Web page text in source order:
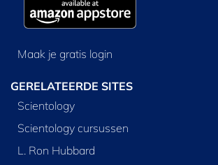
Maak je gratis login
GERELATEERDE SITES
Scientology
Scientology cursussen
L. Ron Hubbard